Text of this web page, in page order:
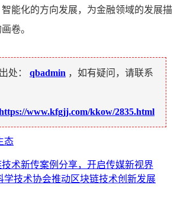
能化的方向发展，为金融领域的发展描
卷。
处： qbadmin ，如有疑问，请联系
www.kfgjj.com/kkow/2835.html
态
技术新传案例分享，开启传媒新视界
学技术协会推动区块链技术创新发展